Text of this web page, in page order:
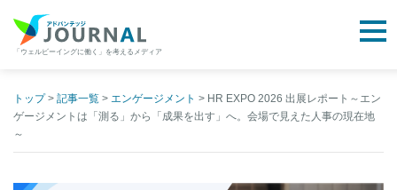
content
「ウェルビーイングに働く」を考えるメディア
トップ> 記事一覧 > エンゲージメント > HR EXPO 2026 出展レポート～エン
ゲージメントは「測る」から「成果を出す」へ。会場で見えた人事の現在地
～